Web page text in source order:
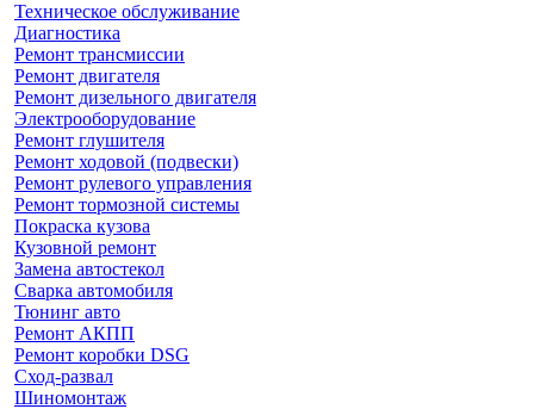
Техническое обслуживание
Диагностика
Ремонт трансмиссии
Ремонт двигателя
Ремонт дизельного двигателя
Электрооборудование
Ремонт глушителя
Ремонт ходовой (подвески)
Ремонт рулевого управления
Ремонт тормозной системы
Покраска кузова
Кузовной ремонт
Замена автостекол
Сварка автомобиля
Тюнинг авто
Ремонт АКПП
Ремонт коробки DSG
Сход-развал
Шиномонтаж